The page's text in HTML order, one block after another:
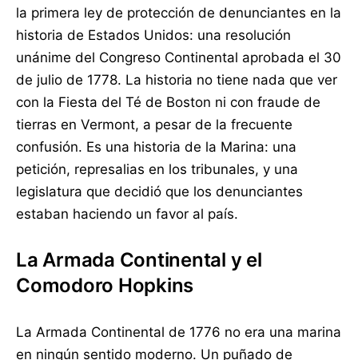
la primera ley de protección de denunciantes en la
historia de Estados Unidos: una resolución
unánime del Congreso Continental aprobada el 30
de julio de 1778. La historia no tiene nada que ver
con la Fiesta del Té de Boston ni con fraude de
tierras en Vermont, a pesar de la frecuente
confusión. Es una historia de la Marina: una
petición, represalias en los tribunales, y una
legislatura que decidió que los denunciantes
estaban haciendo un favor al país.
La Armada Continental y el
Comodoro Hopkins
La Armada Continental de 1776 no era una marina
en ningún sentido moderno. Un puñado de